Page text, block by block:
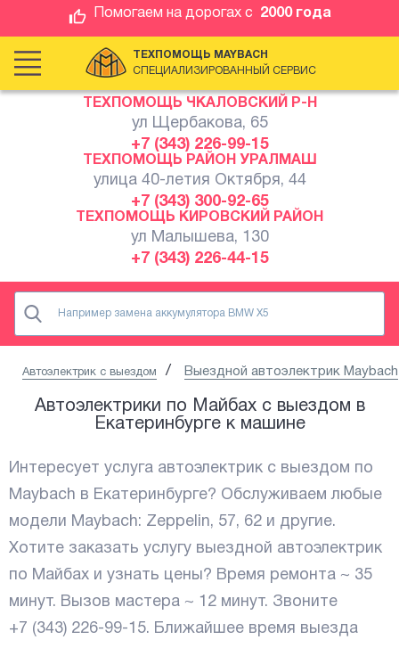
Помогаем на дорогах с 2000 года
ТЕХПОМОЩЬ MAYBACH
СПЕЦИАЛИЗИРОВАННЫЙ СЕРВИС
ТЕХПОМОЩЬ ЧКАЛОВСКИЙ Р-Н
ул Щербакова, 65
+7 (343) 226-99-15
ТЕХПОМОЩЬ РАЙОН УРАЛМАШ
улица 40-летия Октября, 44
+7 (343) 300-92-65
ТЕХПОМОЩЬ КИРОВСКИЙ РАЙОН
ул Малышева, 130
+7 (343) 226-44-15
Автоэлектрик с выездом Выездной автоэлектрик Maybach
Автоэлектрики по Майбах с выездом в
Екатеринбурге к машине
Интересует услуга автоэлектрик с выездом по
Maybach в Екатеринбурге? Обслуживаем любые
модели Maybach: Zeppelin, 57, 62 и другие.
Хотите заказать услугу выездной автоэлектрик
по Майбах и узнать цены? Время ремонта ~ 35
минут. Вызов мастера ~ 12 минут. Звоните
+7 (343) 226-99-15. Ближайшее время выезда